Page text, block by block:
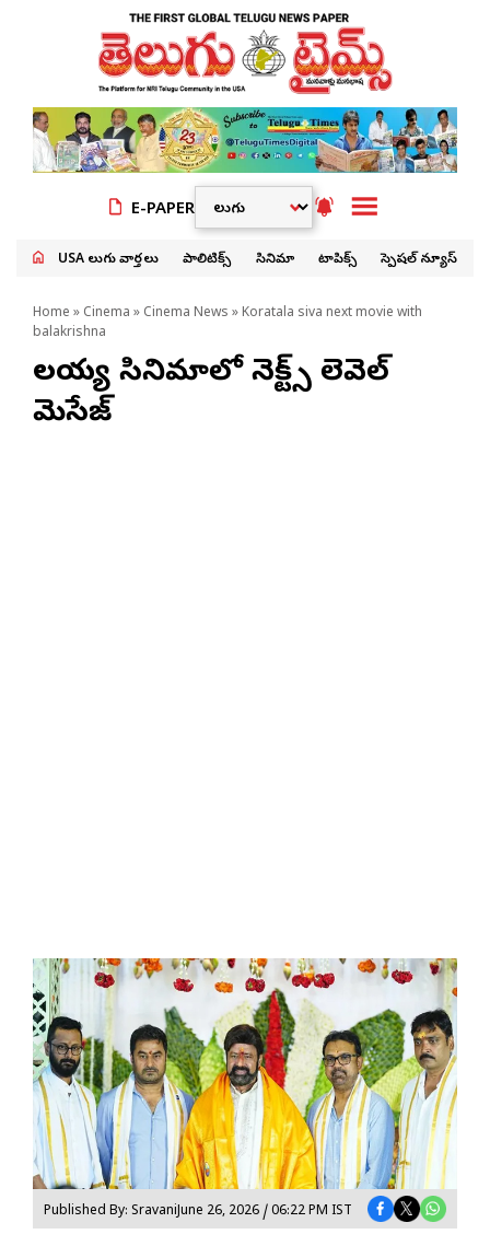
E-PAPER
USA తెలుగు వార్తలు పాలిటిక్స్ సినిమా టాపిక్స్ స్పెషల్ న్యూస్
Home » Cinema » Cinema News » Koratala siva next movie with
balakrishna
బాల‌య్య‌ సినిమాలో నెక్ట్స్ లెవెల్
మెసేజ్
Published By: SravaniJune 26, 2026 / 06:22 PM IST